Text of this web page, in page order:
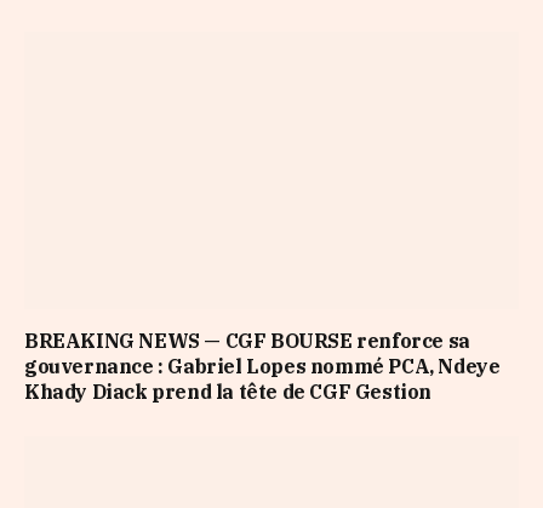
BREAKING NEWS — CGF BOURSE renforce sa
gouvernance : Gabriel Lopes nommé PCA, Ndeye
Khady Diack prend la tête de CGF Gestion